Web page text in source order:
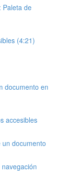
Paleta de
(4:21)
documento en
accesibles
documento